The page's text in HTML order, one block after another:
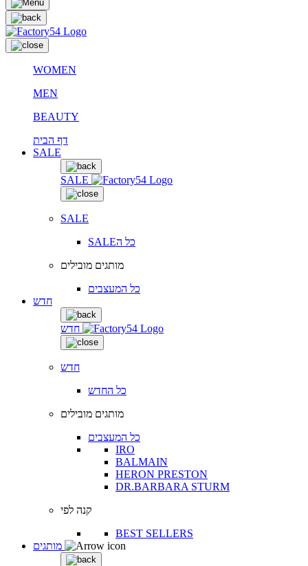
WOMEN
MEN
BEAUTY
דף הבית
SALE
SALE
SALE
SALEכל ה
מותגים מובילים
כל המעצבים
חדש
חדש
חדש
כל החדש
מותגים מובילים
כל המעצבים
IRO
BALMAIN
HERON PRESTON
DR.BARBARA STURM
קנה לפי
BEST SELLERS